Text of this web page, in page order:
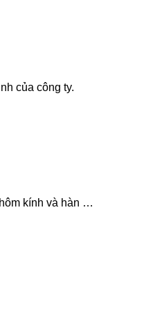
của công ty.
kính và hàn …